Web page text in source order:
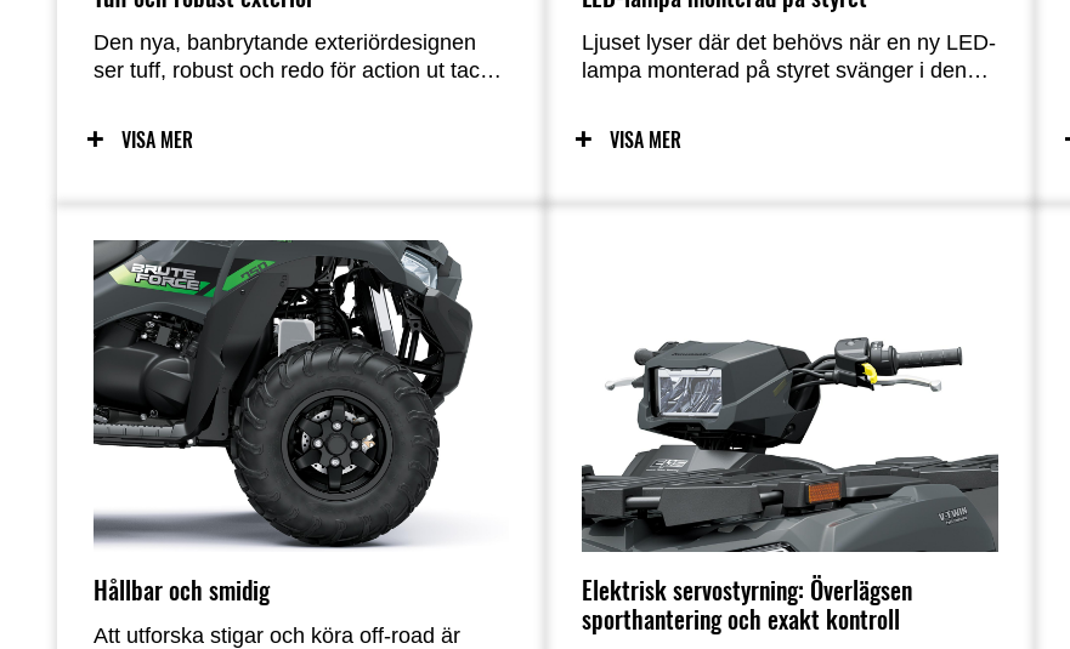
Den nya, banbrytande exteriördesignen
ser tuff, robust och redo för action ut tack
färgade karossdelar som används över
hela fordonet.
VISA MER
Ljuset lyser där det behövs när en ny LED-
lampa monterad på styret svänger i den
extra nivå av funktionalitet och
bekvämlighet.
VISA MER
Hållbar och smidig
Att utforska stigar och köra off-road är
Elektrisk servostyrning: Överlägsen
sporthantering och exakt kontroll